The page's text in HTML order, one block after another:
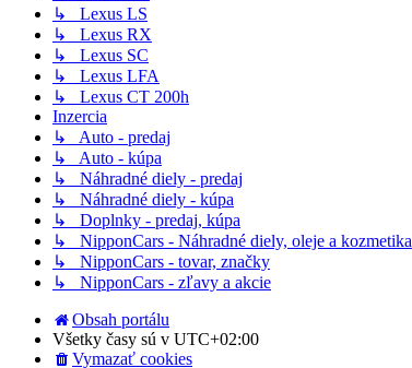
↳ Lexus LS
↳ Lexus RX
↳ Lexus SC
↳ Lexus LFA
↳ Lexus CT 200h
Inzercia
↳ Auto - predaj
↳ Auto - kúpa
↳ Náhradné diely - predaj
↳ Náhradné diely - kúpa
↳ Doplnky - predaj, kúpa
↳ NipponCars - Náhradné diely, oleje a kozmetika
↳ NipponCars - tovar, značky
↳ NipponCars - zľavy a akcie
Obsah portálu
Všetky časy sú v UTC+02:00
Vymazať cookies